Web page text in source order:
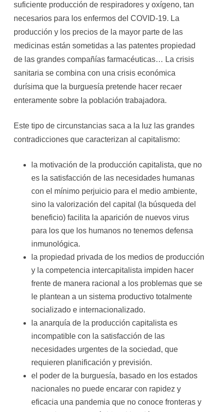
suficiente producción de respiradores y oxígeno, tan
necesarios para los enfermos del COVID-19. La
producción y los precios de la mayor parte de las
medicinas están sometidas a las patentes propiedad
de las grandes compañías farmacéuticas… La crisis
sanitaria se combina con una crisis económica
durísima que la burguesía pretende hacer recaer
enteramente sobre la población trabajadora.
Este tipo de circunstancias saca a la luz las grandes
contradicciones que caracterizan al capitalismo:
la motivación de la producción capitalista, que no
es la satisfacción de las necesidades humanas
con el mínimo perjuicio para el medio ambiente,
sino la valorización del capital (la búsqueda del
beneficio) facilita la aparición de nuevos virus
para los que los humanos no tenemos defensa
inmunológica.
la propiedad privada de los medios de producción
y la competencia intercapitalista impiden hacer
frente de manera racional a los problemas que se
le plantean a un sistema productivo totalmente
socializado e internacionalizado.
la anarquía de la producción capitalista es
incompatible con la satisfacción de las
necesidades urgentes de la sociedad, que
requieren planificación y previsión.
el poder de la burguesía, basado en los estados
nacionales no puede encarar con rapidez y
eficacia una pandemia que no conoce fronteras y